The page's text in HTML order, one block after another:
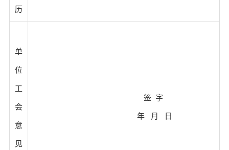
历
单
位
工
会
意
见
签 字
年 月 日